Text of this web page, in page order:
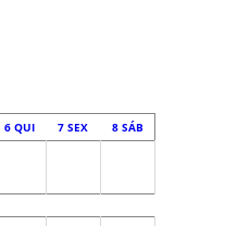
6 QUI 7 SEX 8 SÁB